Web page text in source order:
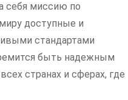
себя миссию по
доступные и
стандартами
быть надежным
странах и сферах, где